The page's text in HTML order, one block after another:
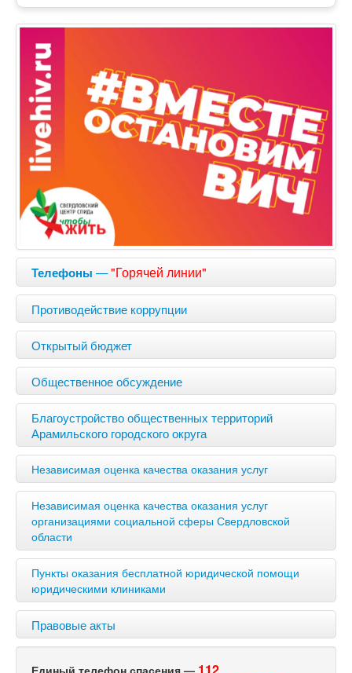
Телефоны —"Горячей линии"
Противодействие коррупции
Открытый бюджет
Общественное обсуждение
Благоустройство общественных территорий
Арамильского городского округа
Независимая оценка качества оказания услуг
Независимая оценка качества оказания услуг
организациями социальной сферы Свердловской
области
Пункты оказания бесплатной юридической помощи
юридическими клиниками
Правовые акты
Единый телефон спасения — 112